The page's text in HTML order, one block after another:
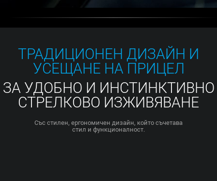
ТРАДИЦИОНЕН ДИЗАЙН И
УСЕЩАНЕ НА ПРИЦЕЛ
ЗА УДОБНО И ИНСТИНКТИВНО
СТРЕЛКОВО ИЗЖИВЯВАНЕ
Със стилен, ергономичен дизайн, който съчетава
стил и функционалност.